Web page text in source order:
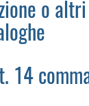
o
14